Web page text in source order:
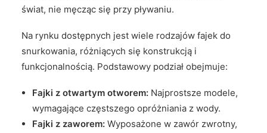
świat, nie męcząc się przy pływaniu.
Na rynku dostępnych jest wiele rodzajów fajek do
snurkowania, różniących się konstrukcją i
funkcjonalnością. Podstawowy podział obejmuje:
Fajki z otwartym otworem: Najprostsze modele,
wymagające częstszego opróżniania z wody.
Fajki z zaworem: Wyposażone w zawór zwrotny,